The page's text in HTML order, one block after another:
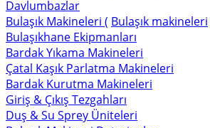
Davlumbazlar
Bulaşık Makineleri ( Bulaşık makineleri
Bulaşıkhane Ekipmanları
Bardak Yıkama Makineleri
Çatal Kaşık Parlatma Makineleri
Bardak Kurutma Makineleri
Giriş & Çıkış Tezgahları
Duş & Su Sprey Üniteleri